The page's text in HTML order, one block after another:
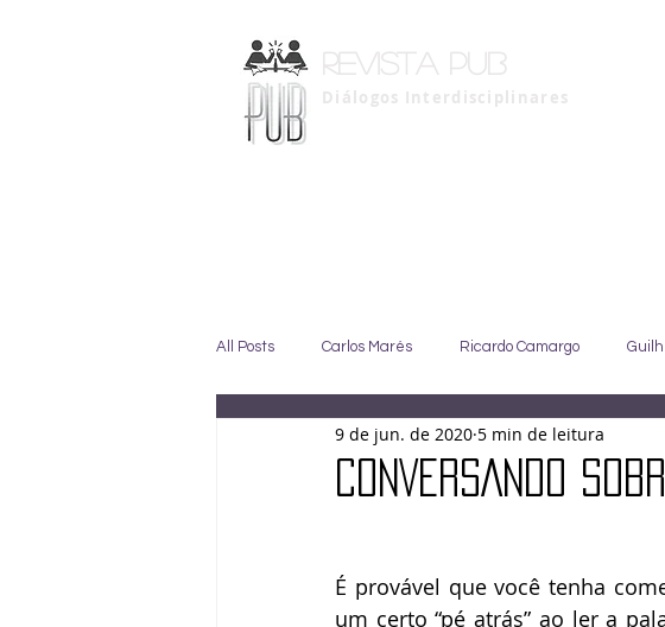
Revista pub
Diálogos Interdisciplinares
All Posts Carlos Marés Ricardo Camargo
Marise Duarte Johny GIffoni Sebastião Staut
CONVERSANDO
9 de jun. de 2020 5 min de leitura
É provável que você tenha
um certo “pé atrás” ao ler a